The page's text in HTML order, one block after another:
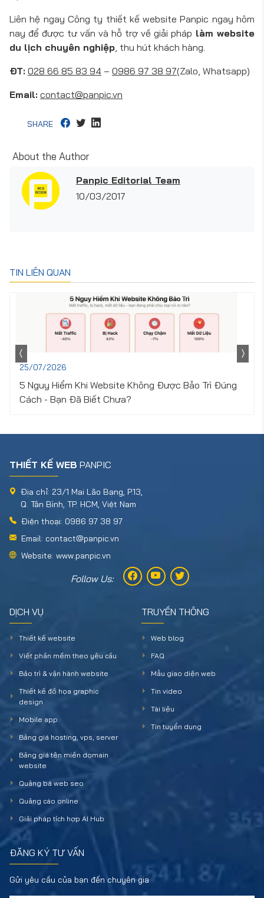
Liên hệ ngay Công ty thiết kế website Panpic ngay hôm
nay để được tư vấn và hỗ trợ về giải pháp làm website
du lịch chuyên nghiệp, thu hút khách hàng.
ĐT: 028 66 85 83 94 – 0986 97 38 97(Zalo, Whatsapp)
Email: contact@panpic.vn
SHARE
About the Author
Panpic Editorial Team
10/03/2017
TIN LIÊN QUAN
25/07/2026
5 Nguy Hiểm Khi Website Không Được Bảo Trì Đúng
Cách - Bạn Đã Biết Chưa?
THIẾT KẾ WEB PANPIC
Địa chỉ: 23/1 Mai Lão Bạng, P.13,
Q. Tân Bình, TP. HCM, Việt Nam
Điện thoại: 0986 97 38 97
Email: contact@panpic.vn
Website: www.panpic.vn
Follow Us:
DỊCH VỤ
Thiết kế website
Viết phần mềm theo yêu cầu
Bảo trì & vận hành website
Thiết kế đồ họa graphic
design
Mobile app
Bảng giá hosting, vps, server
Bảng giá tên miền domain
website
Quảng bá web seo
Quảng cáo online
Giải pháp tích hợp AI Hub
TRUYỀN THÔNG
Web blog
FAQ
Mẫu giao diện web
Tin video
Tài liệu
Tin tuyển dụng
ĐĂNG KÝ TƯ VẤN
Gửi yêu cầu của bạn đến chuyên gia